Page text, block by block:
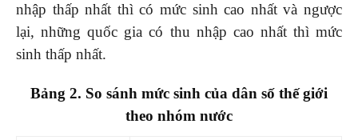
nhập thấp nhất thì có mức sinh cao nhất và ngược
lại, những quốc gia có thu nhập cao nhất thì mức
sinh thấp nhất.
Bảng 2. So sánh mức sinh của dân số thế giới
theo nhóm nước